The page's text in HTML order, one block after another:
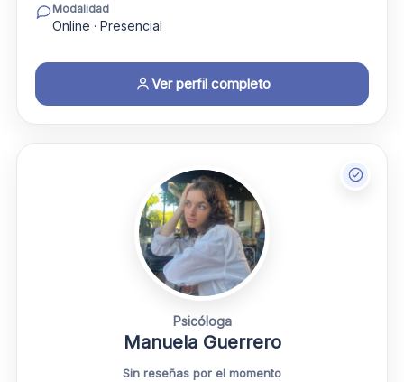
Modalidad
Online · Presencial
Ver perfil completo
Psicóloga
Manuela Guerrero
Sin reseñas por el momento